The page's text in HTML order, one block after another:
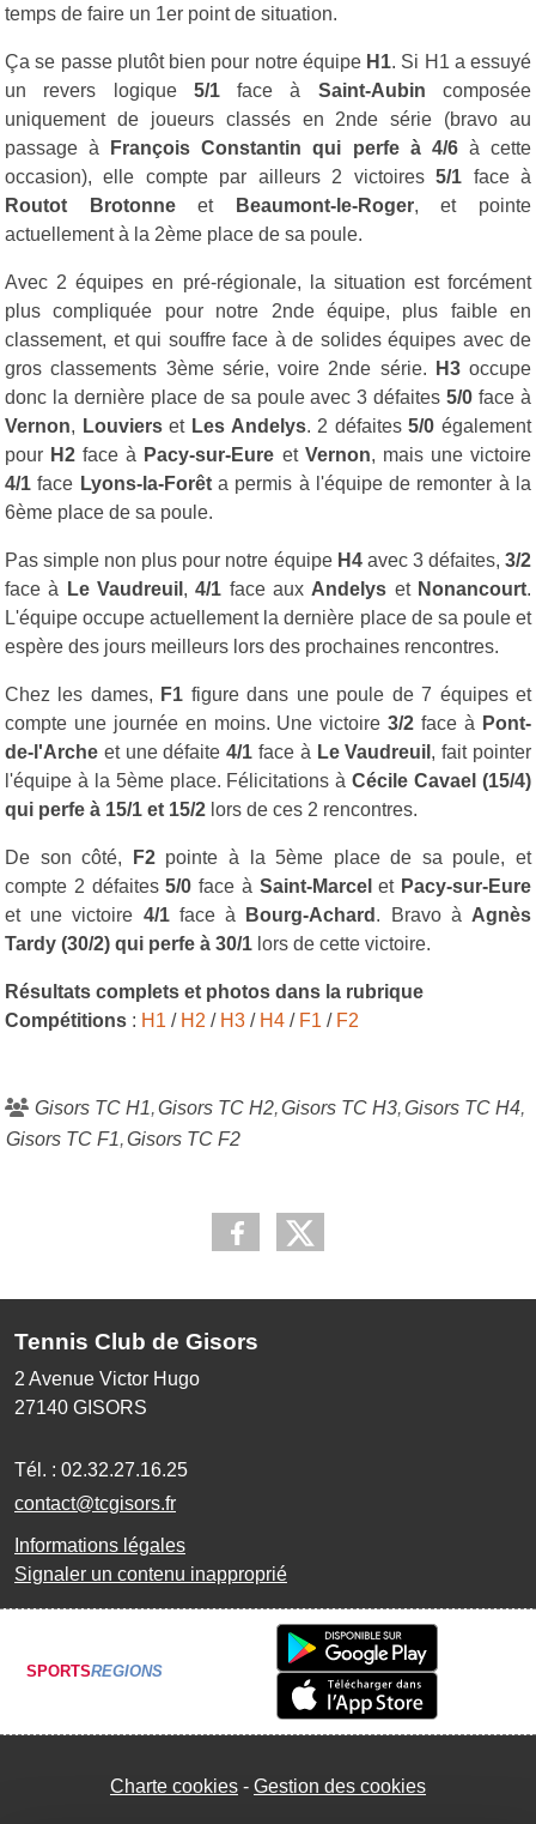
temps de faire un 1er point de situation.
Ça se passe plutôt bien pour notre équipe H1. Si H1 a essuyé
un revers logique 5/1face à Saint-Aubin composée
uniquement de joueurs classés en 2nde série (bravo au
passage à
François Constantin qui perfe à 4/6à cette
occasion), elle compte par ailleurs 2 victoires5/1 face à
Routot Brotonneet Beaumont-le-Roger, et pointe
actuellement à la 2ème place de sa poule.
Avec 2 équipes en pré-régionale, la situation est forcément
plus compliquée pour notre 2nde équipe, plus faible en
classement, et qui souffre face à de solides équipes avec de
gros classements 3ème série, voire 2nde série.
H3occupe
donc la dernière place de sa poule avec 3 défaites5/0 face à
Vernon, Louvierset Les Andelys. 2 défaites5/0 également
pour H2 face à Pacy-sur-Eure et Vernon, mais une victoire
4/1 face Lyons-la-Forêta permis à l'équipe de remonter à la
6ème place de sa poule.
Pas simple non plus pour notre équipe H4avec 3 défaites,3/2
face à
Le Vaudreuil ,4/1 face aux Andelys et Nonancourt.
L'équipe occupe actuellement la dernière place de sa poule et
espère des jours meilleurs lors des prochaines rencontres.
Chez les dames, F1 figure dans une poule de 7 équipes et
compte une journée en moins. Une victoire3/2 face à Pont-
de-l'Arche et une défaite4/1 face à Le Vaudreuil , fait pointer
l'équipe à la 5ème place. Félicitations àCécile Cavael (15/4)
qui perfe à 15/1 et 15/2 lors de ces 2 rencontres.
De son côté, F2pointe à la 5ème place de sa poule, et
compte 2 défaites5/0 face à Saint-Marcel et Pacy-sur-Eure
et une victoire 4/1face à Bourg-Achard . Bravo à Agnès
Tardy (30/2) qui perfe à 30/1 lors de cette victoire.
Résultats complets et photos dans la rubrique
Compétitions : H1 / H2 / H3 / H4 / F1 / F2
Gisors TC H1 Gisors TC H2 Gisors TC H3 Gisors TC H4
Gisors TC F1 Gisors TC F2
Tennis Club de Gisors
2 Avenue Victor Hugo
27140 GISORS
Tél. : 02.32.27.16.25
contact@tcgisors.fr
Informations légales
Signaler un contenu inapproprié
SPORTSREGIONS
Charte cookies Gestion des cookies